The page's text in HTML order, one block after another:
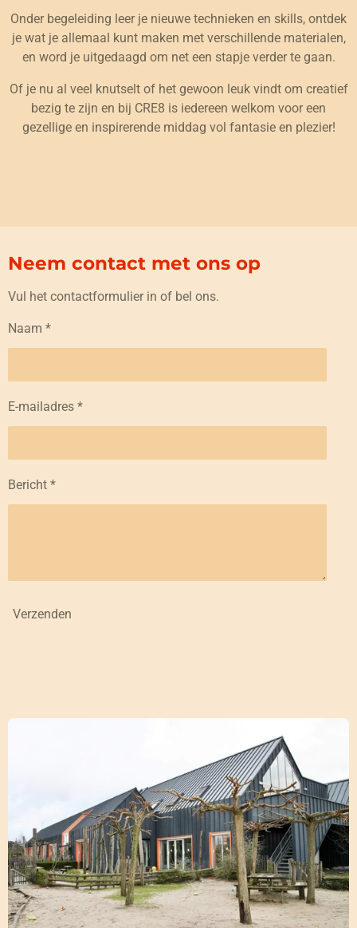
Onder begeleiding leer je nieuwe technieken en skills, ontdek
je wat je allemaal kunt maken met verschillende materialen,
en word je uitgedaagd om net een stapje verder te gaan.
Of je nu al veel knutselt of het gewoon leuk vindt om creatief
bezig te zijn en bij CRE8 is iedereen welkom voor een
gezellige en inspirerende middag vol fantasie en plezier!
Neem contact met ons op
Vul het contactformulier in of bel ons.
Naam *
E-mailadres *
Bericht *
Verzenden